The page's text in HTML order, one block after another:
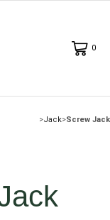
0
>Jack>Screw Jack